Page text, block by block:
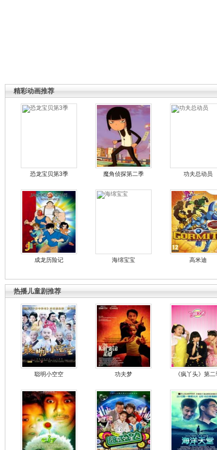
精彩动画推荐
恐龙宝贝第3季 魔角侦探第二季 功夫总动员
成龙历险记 海绵宝宝 高米迪
热播儿童剧推荐
聪明小空空 功夫梦 《疯丫头》第二